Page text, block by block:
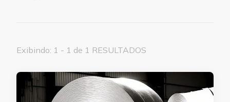
Exibindo: 1 - 1 de 1 RESULTADOS